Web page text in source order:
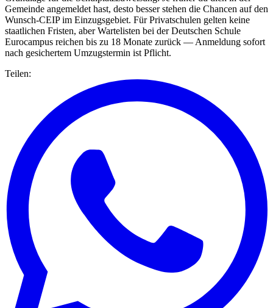
Gemeinde angemeldet hast, desto besser stehen die Chancen auf den
Wunsch-CEIP im Einzugsgebiet. Für Privatschulen gelten keine
staatlichen Fristen, aber Wartelisten bei der Deutschen Schule
Eurocampus reichen bis zu 18 Monate zurück — Anmeldung sofort
nach gesichertem Umzugstermin ist Pflicht.
Teilen: